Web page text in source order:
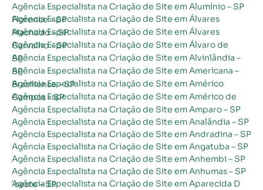
Agência Especialista na Criação de Site em Alumínio – SP
Agência Especialista na Criação de Site em Álvares Florence – SP
Agência Especialista na Criação de Site em Álvares Machado – SP
Agência Especialista na Criação de Site em Álvaro de Carvalho – SP
Agência Especialista na Criação de Site em Alvinlândia – SP
Agência Especialista na Criação de Site em Americana – SP
Agência Especialista na Criação de Site em Américo Brasiliense – SP
Agência Especialista na Criação de Site em Américo de Campos – SP
Agência Especialista na Criação de Site em Amparo – SP
Agência Especialista na Criação de Site em Analândia – SP
Agência Especialista na Criação de Site em Andradina – SP
Agência Especialista na Criação de Site em Angatuba – SP
Agência Especialista na Criação de Site em Anhembi – SP
Agência Especialista na Criação de Site em Anhumas – SP
Agência Especialista na Criação de Site em Aparecida D´oeste – SP